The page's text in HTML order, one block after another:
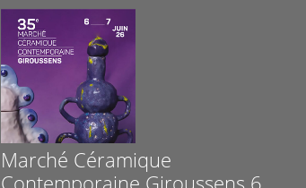
2026
BAROCK
du
18
14
juin »
Marché Céramique
Contemporaine Giroussens 6